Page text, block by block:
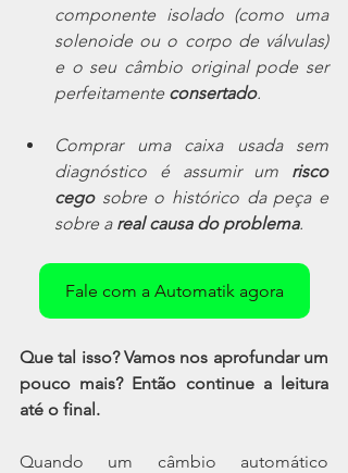
componente isolado (como uma
solenoide ou o corpo de válvulas)
e o seu câmbio original pode ser
perfeitamente consertado.
Comprar uma caixa usada sem
diagnóstico é assumir um risco
cego sobre o histórico da peça e
sobre a real causa do problema.
Fale com a Automatik agora
Que tal isso? Vamos nos aprofundar um
pouco mais? Então continue a leitura
até o final.
Quando um câmbio automático